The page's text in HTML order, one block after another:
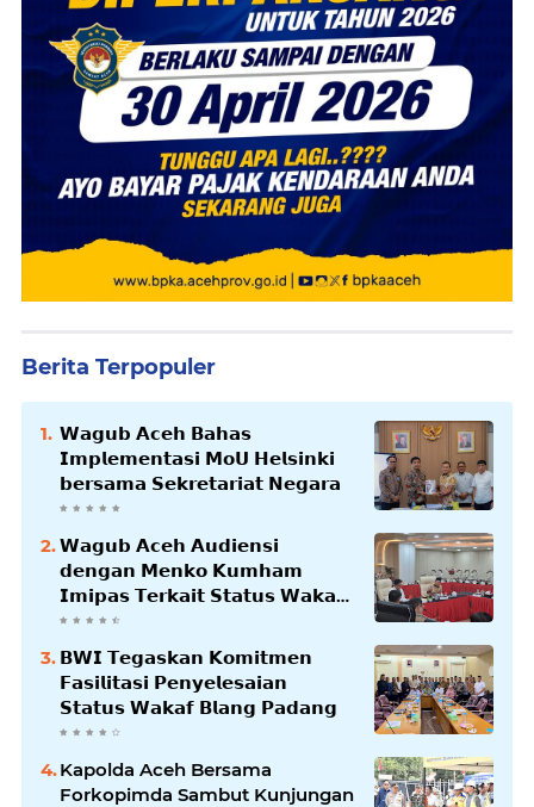
Berita Terpopuler
𝗪𝗮𝗴𝘂𝗯 𝗔𝗰𝗲𝗵 𝗕𝗮𝗵𝗮𝘀
𝗜𝗺𝗽𝗹𝗲𝗺𝗲𝗻𝘁𝗮𝘀𝗶 𝗠𝗼𝗨 𝗛𝗲𝗹𝘀𝗶𝗻𝗸𝗶
𝗯𝗲𝗿𝘀𝗮𝗺𝗮 𝗦𝗲𝗸𝗿𝗲𝘁𝗮𝗿𝗶𝗮𝘁 𝗡𝗲𝗴𝗮𝗿𝗮
𝗪𝗮𝗴𝘂𝗯 𝗔𝗰𝗲𝗵 𝗔𝘂𝗱𝗶𝗲𝗻𝘀𝗶
𝗱𝗲𝗻𝗴𝗮𝗻 𝗠𝗲𝗻𝗸𝗼 𝗞𝘂𝗺𝗵𝗮𝗺
𝗜𝗺𝗶𝗽𝗮𝘀 𝗧𝗲𝗿𝗸𝗮𝗶𝘁 𝗦𝘁𝗮𝘁𝘂𝘀 𝗪𝗮𝗸𝗮𝗳
𝗕𝗹𝗮𝗻𝗴𝗽𝗮𝗱𝗮𝗻𝗴
𝗕𝗪𝗜 𝗧𝗲𝗴𝗮𝘀𝗸𝗮𝗻 𝗞𝗼𝗺𝗶𝘁𝗺𝗲𝗻
𝗙𝗮𝘀𝗶𝗹𝗶𝘁𝗮𝘀𝗶 𝗣𝗲𝗻𝘆𝗲𝗹𝗲𝘀𝗮𝗶𝗮𝗻
𝗦𝘁𝗮𝘁𝘂𝘀 𝗪𝗮𝗸𝗮𝗳 𝗕𝗹𝗮𝗻𝗴 𝗣𝗮𝗱𝗮𝗻𝗴
Kapolda Aceh Bersama
Forkopimda Sambut Kunjungan